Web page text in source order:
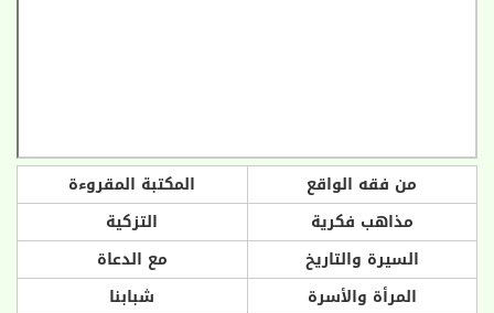
من فقه الواقع
المكتبة المقروءة
مذاهب فكرية
التزكية
السيرة والتاريخ
مع الدعاة
المرأة والأسرة
شبابنا